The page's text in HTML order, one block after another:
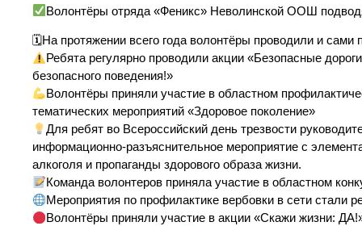
Волонтёры отряда «Феникс» Неволинской ООШ
🗓На протяжении всего года волонтёры проводили и сами
Ребята регулярно проводили акции «Безопасные
безопасного поведения!»
Волонтёры приняли участие в областном
тематических мероприятий «Здоровое поколение»
Для ребят во Всероссийский день трезвости
информационно-разъяснительное мероприятие с
алкоголя и пропаганды здорового образа жизни.
Команда волонтеров приняла участие в областном
Мероприятия по профилактике вербовки в сети стали
Волонтёры приняли участие в акции «Скажи жизни: